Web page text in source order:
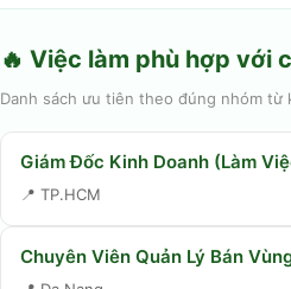
🔥 Việc làm phù hợp với
Danh sách ưu tiên theo đúng nhóm từ
Giám Đốc Kinh Doanh (Làm
📍 TP.HCM
Chuyên Viên Quản Lý Bán